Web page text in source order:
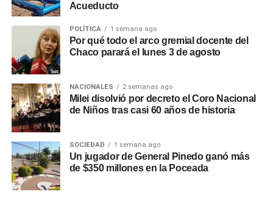
Acueducto
POLÍTICA 1 semana ago
Por qué todo el arco gremial docente del
Chaco parará el lunes 3 de agosto
NACIONALES 2 semanas ago
Milei disolvió por decreto el Coro Nacional
de Niños tras casi 60 años de historia
SOCIEDAD 1 semana ago
Un jugador de General Pinedo ganó más
de $350 millones en la Poceada